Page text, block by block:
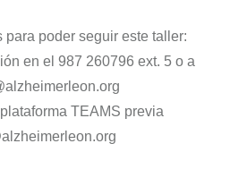
poder seguir este taller:
en el 987 260796 ext. 5 o a
TEAMS previa